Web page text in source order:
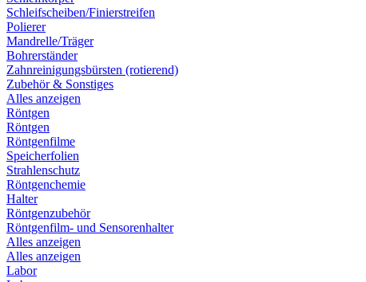
Schleifscheiben/Finierstreifen
Polierer
Mandrelle/Träger
Bohrerständer
Zahnreinigungsbürsten (rotierend)
Zubehör & Sonstiges
Alles anzeigen
Röntgen
Röntgen
Röntgenfilme
Speicherfolien
Strahlenschutz
Röntgenchemie
Halter
Röntgenzubehör
Röntgenfilm- und Sensorenhalter
Alles anzeigen
Alles anzeigen
Labor